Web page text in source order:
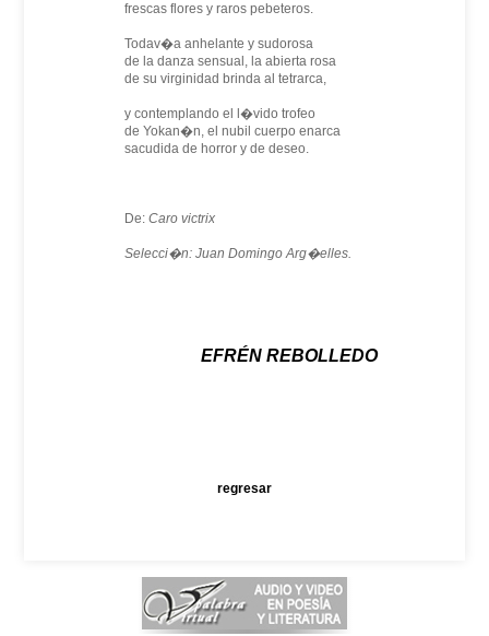
frescas flores y raros pebeteros.
Todav�a anhelante y sudorosa
de la danza sensual, la abierta rosa
de su virginidad brinda al tetrarca,
y contemplando el l�vido trofeo
de Yokan�n, el nubil cuerpo enarca
sacudida de horror y de deseo.
De: Caro victrix
Selecci�n: Juan Domingo Arg�elles.
EFRÉN REBOLLEDO
regresar